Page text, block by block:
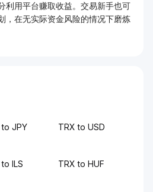
利用平台赚取收益。交易新手也可
，在无实际资金风险的情况下磨炼
to JPY TRX to USD
ILS TRX to HUF